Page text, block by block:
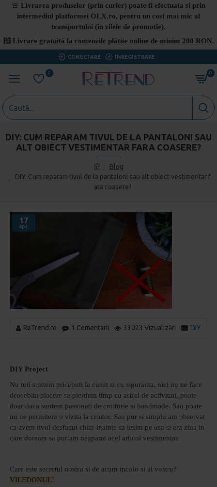
🚨 Livrarea produselor (prin curier) poate fi efectuata si prin
intermediul platformei OLX.ro, pentru un cost mai mic al
transportului (in zilele de promotie).
🆓 Livrare gratuită la comenzile plătite online de minim 200 RON.
CONECTARE INREGISTRARE
0 0
Blog
DIY: Cum reparam tivul de la pantaloni sau alt obiect vestimentar f
ara coasere?
DIY: CUM REPARAM TIVUL DE LA PANTALONI SAU
ALT OBIECT VESTIMENTAR FARA COASERE?
17
apr.
ReTrend.ro 1 Comentarii 33023 Vizualizări DIY
DIY Project
Nu toti suntem priceputi la cusut si cu siguranta, nici nu ne face
deosebita placere sa pierdem timp cu astfel de activitati, poate
doar daca suntem pasionati de croitorie si handmade. Sau poate
nu ne permitem o vizita la croitor. Sau pur si simplu am observat
ca avem tivul desfacut chiar inainte sa iesim pe usa si era ziua in
care doream sa purtam neaparat acel articol vestimentar.
Care este secretul nostru si de acum incolo si al vostru?
VILEDONUL!